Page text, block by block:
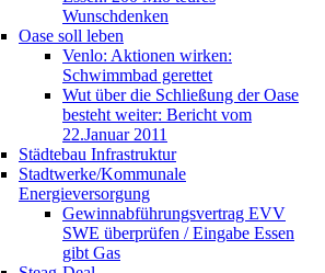
Wunschdenken
Oase soll leben
Venlo: Aktionen wirken:
Schwimmbad gerettet
Wut über die Schließung der Oase
besteht weiter: Bericht vom
22.Januar 2011
Städtebau Infrastruktur
Stadtwerke/Kommunale
Energieversorgung
Gewinnabführungsvertrag EVV
SWE überprüfen / Eingabe Essen
gibt Gas